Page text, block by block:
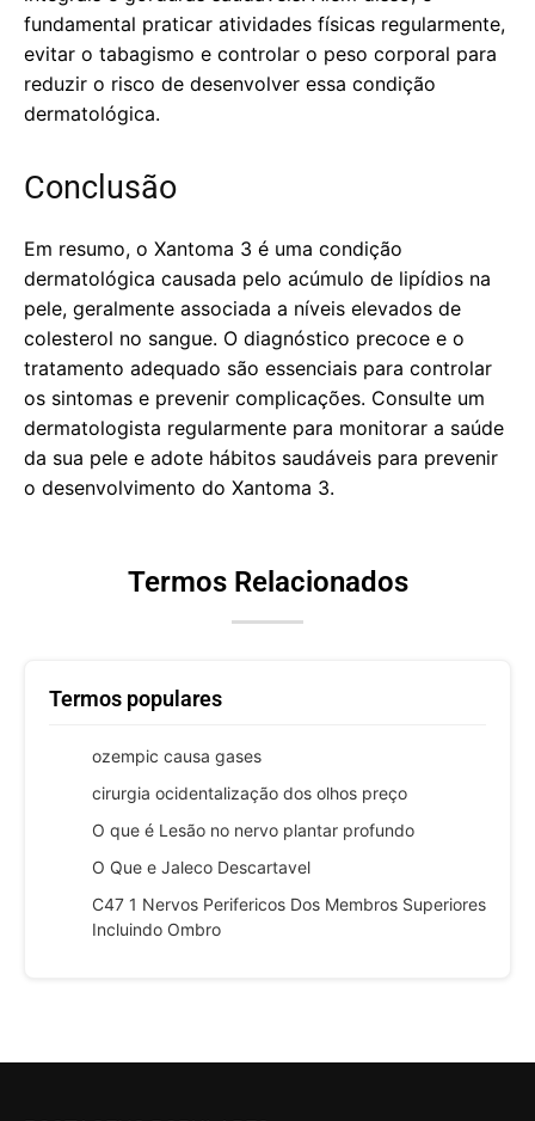
fundamental praticar atividades físicas regularmente,
evitar o tabagismo e controlar o peso corporal para
reduzir o risco de desenvolver essa condição
dermatológica.
Conclusão
Em resumo, o Xantoma 3 é uma condição
dermatológica causada pelo acúmulo de lipídios na
pele, geralmente associada a níveis elevados de
colesterol no sangue. O diagnóstico precoce e o
tratamento adequado são essenciais para controlar
os sintomas e prevenir complicações. Consulte um
dermatologista regularmente para monitorar a saúde
da sua pele e adote hábitos saudáveis para prevenir
o desenvolvimento do Xantoma 3.
Termos Relacionados
Termos populares
ozempic causa gases
cirurgia ocidentalização dos olhos preço
O que é Lesão no nervo plantar profundo
O Que e Jaleco Descartavel
C47 1 Nervos Perifericos Dos Membros Superiores
Incluindo Ombro